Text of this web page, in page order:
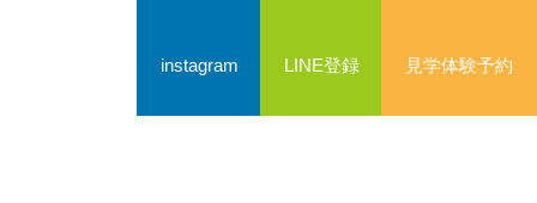
instagram LINE登録 見学体験予約